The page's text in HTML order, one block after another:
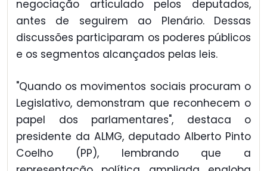
negociação articulado pelos deputados,
antes de seguirem ao Plenário. Dessas
discussões participaram os poderes públicos
e os segmentos alcançados pelas leis.
"Quando os movimentos sociais procuram o
Legislativo, demonstram que reconhecem o
papel dos parlamentares", destaca o
presidente da ALMG, deputado Alberto Pinto
Coelho (PP), lembrando que a